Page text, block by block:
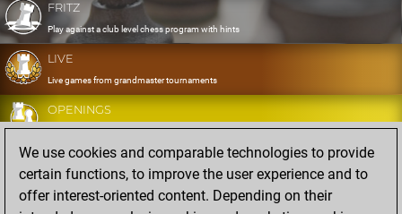
FRITZ
Play against a club level chess program with hints
LIVE
Live games from grandmaster tournaments
OPENINGS
Develop and exercise your openings
DATABASE
Eight million strong games
We use cookies and comparable technologies to provide
certain functions, to improve the user experience and to
offer interest-oriented content. Depending on their